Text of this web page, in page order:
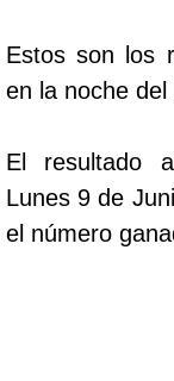
Estos son los
en la noche
El resultado
Lunes 9 de
el número